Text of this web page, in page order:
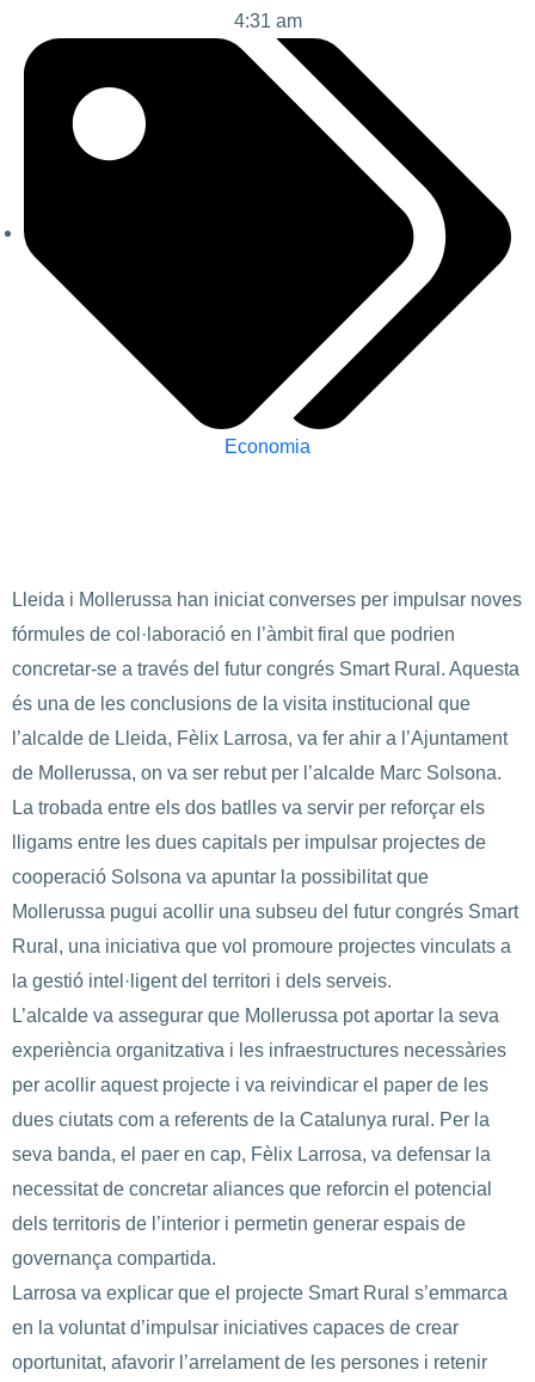
4:31 am
Economia
Lleida i Mollerussa han iniciat converses per impulsar noves
fórmules de col·laboració en l’àmbit firal que podrien
concretar-se a través del futur congrés Smart Rural. Aquesta
és una de les conclusions de la visita institucional que
l’alcalde de Lleida, Fèlix Larrosa, va fer ahir a l’Ajuntament
de Mollerussa, on va ser rebut per l’alcalde Marc Solsona.
La trobada entre els dos batlles va servir per reforçar els
lligams entre les dues capitals per impulsar projectes de
cooperació Solsona va apuntar la possibilitat que
Mollerussa pugui acollir una subseu del futur congrés Smart
Rural, una iniciativa que vol promoure projectes vinculats a
la gestió intel·ligent del territori i dels serveis.
L’alcalde va assegurar que Mollerussa pot aportar la seva
experiència organitzativa i les infraestructures necessàries
per acollir aquest projecte i va reivindicar el paper de les
dues ciutats com a referents de la Catalunya rural. Per la
seva banda, el paer en cap, Fèlix Larrosa, va defensar la
necessitat de concretar aliances que reforcin el potencial
dels territoris de l’interior i permetin generar espais de
governança compartida.
Larrosa va explicar que el projecte Smart Rural s’emmarca
en la voluntat d’impulsar iniciatives capaces de crear
oportunitat, afavorir l’arrelament de les persones i retenir